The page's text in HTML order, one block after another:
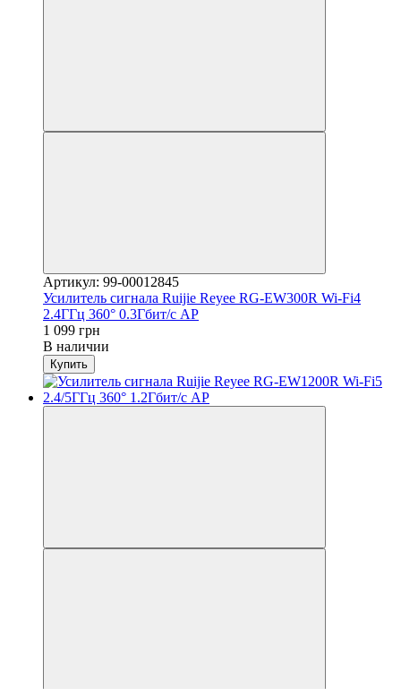
Артикул: 99-00012845
Усилитель сигнала Ruijie Reyee RG-EW300R Wi-Fi4
2.4ГГц 360° 0.3Гбит/с AP
1 099 грн
В наличии
Купить